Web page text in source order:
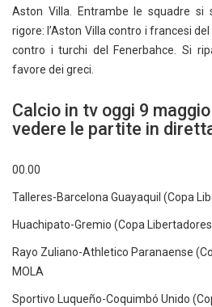
Aston Villa. Entrambe le squadre si
rigore: l’Aston Villa contro i francesi
contro i turchi del Fenerbahce. Si
favore dei greci.
Calcio in tv oggi 9
vedere le partite in
00.00
Talleres-Barcelona Guayaquil (Copa
Huachipato-Gremio (Copa
Rayo Zuliano-Athletico Paranaense
MOLA
Sportivo Luqueño-Coquimbó Unido